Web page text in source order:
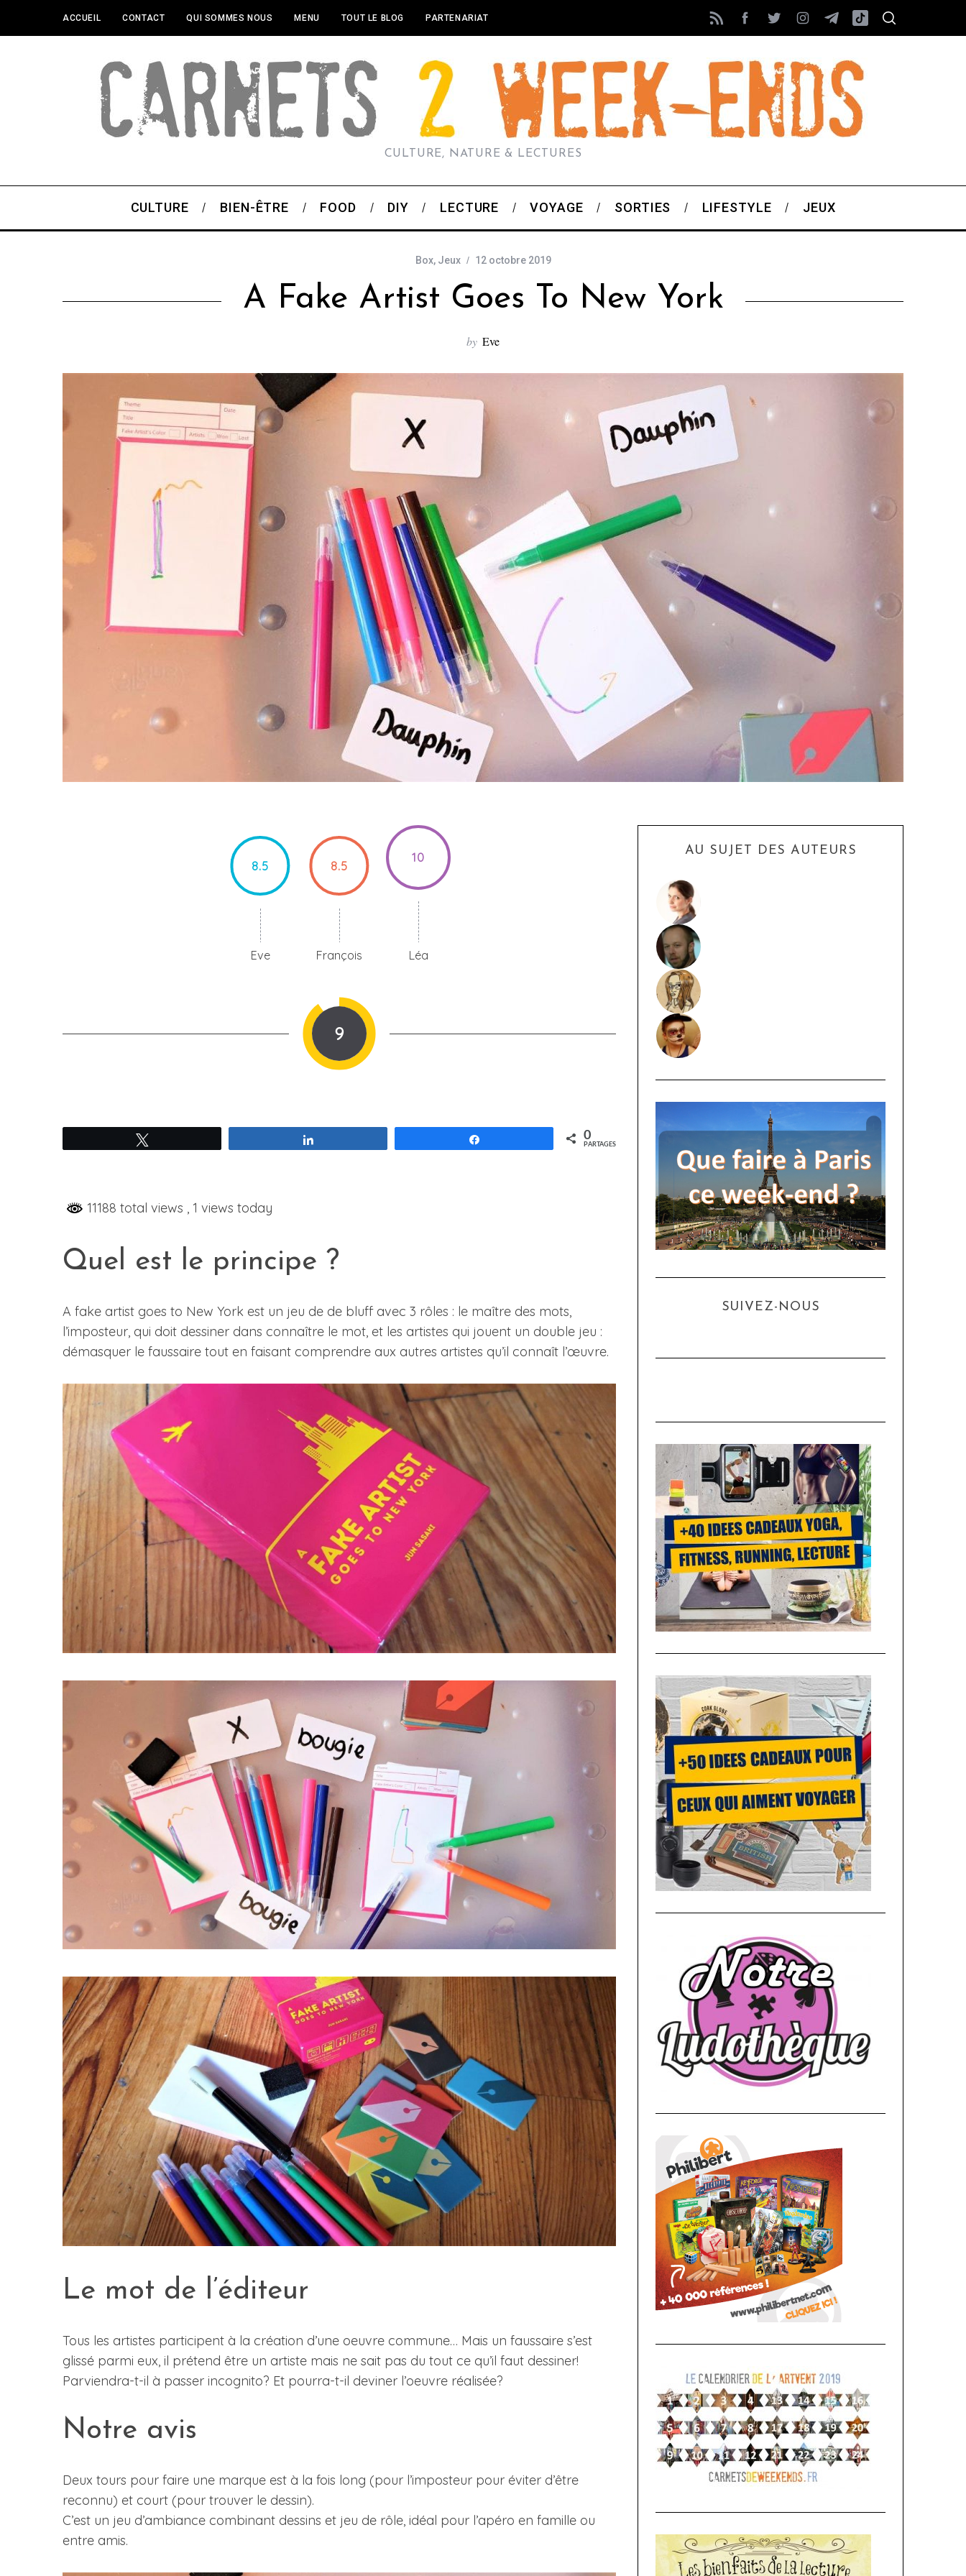
ACCUEIL CONTACT QUI SOMMES NOUS MENU TOUT LE BLOG PARTENARIAT
CULTURE, NATURE & LECTURES
CULTURE BIEN-ÊTRE FOOD DIY LECTURE VOYAGE SORTIES LIFESTYLE JEUX
Box, Jeux 12 octobre 2019
A Fake Artist Goes To New York
by Eve
8.5
Eve
8.5
François
10
Léa
9
0
PARTAGES
11188 total views , 1 views today
Quel est le principe ?
A fake artist goes to New York est un jeu de de bluff avec 3 rôles : le maître des mots,
l’imposteur, qui doit dessiner dans connaître le mot, et les artistes qui jouent un double jeu :
démasquer le faussaire tout en faisant comprendre aux autres artistes qu’il connaît l’œuvre.
Le mot de l’éditeur
Tous les artistes participent à la création d’une oeuvre commune… Mais un faussaire s’est
glissé parmi eux, il prétend être un artiste mais ne sait pas du tout ce qu’il faut dessiner!
Parviendra-t-il à passer incognito? Et pourra-t-il deviner l’oeuvre réalisée?
Notre avis
Deux tours pour faire une marque est à la fois long (pour l’imposteur pour éviter d’être
reconnu) et court (pour trouver le dessin).
C’est un jeu d’ambiance combinant dessins et jeu de rôle, idéal pour l’apéro en famille ou
entre amis.
AU SUJET DES AUTEURS
SUIVEZ-NOUS
S
a
r
f
o
: